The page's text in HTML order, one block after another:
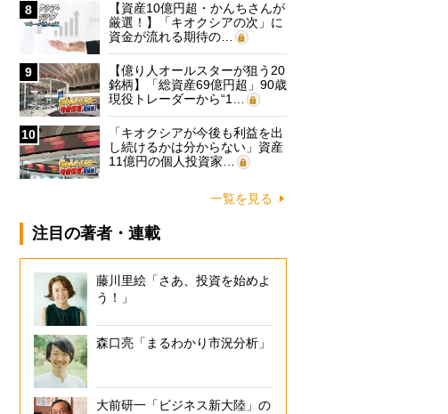
8
【資産10億円超・かんちさんが
厳選！】「キオクシアの次」に
資金が流れる期待の…
9
【億り人オールスターが狙う20
銘柄】「総資産69億円超」90歳
現役トレーダーから“1…
10
「キオクシアが今後も利益を出
し続けるかは分からない」資産
11億円の個人投資家…
一覧を見る
注目の著者・連載
藤川里絵「さあ、投資を始めよ
う！」
森口亮「まるわかり市況分析」
大前研一「ビジネス新大陸」の